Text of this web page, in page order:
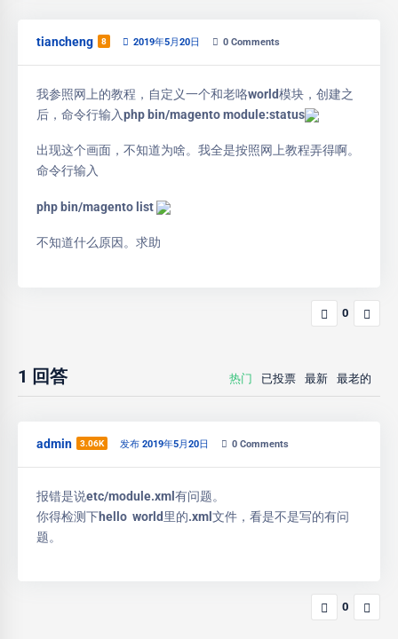
tiancheng 8 2019年5月20日 0 Comments
我参照网上的教程，自定义一个和老咯world模块，创建之
后，命令行输入php bin/magento module:status
出现这个画面，不知道为啥。我全是按照网上教程弄得啊。
命令行输入
php bin/magento list
不知道什么原因。求助
0
1 回答 热门 已投票 最新 最老的
admin 3.06K 发布 2019年5月20日 0 Comments
报错是说etc/module.xml有问题。
你得检测下hello world里的.xml文件，看是不是写的有问
题。
0